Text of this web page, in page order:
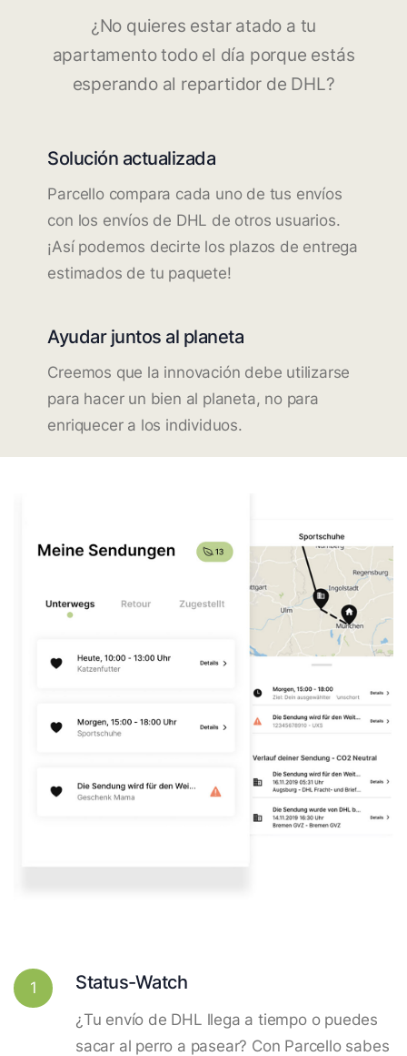
¿No quieres estar atado a tu
apartamento todo el día porque estás
esperando al repartidor de DHL?
Solución actualizada
Parcello compara cada uno de tus envíos
con los envíos de DHL de otros usuarios.
¡Así podemos decirte los plazos de entrega
estimados de tu paquete!
Ayudar juntos al planeta
Creemos que la innovación debe utilizarse
para hacer un bien al planeta, no para
enriquecer a los individuos.
1 Status-Watch
¿Tu envío de DHL llega a tiempo o puedes
sacar al perro a pasear? Con Parcello sabes